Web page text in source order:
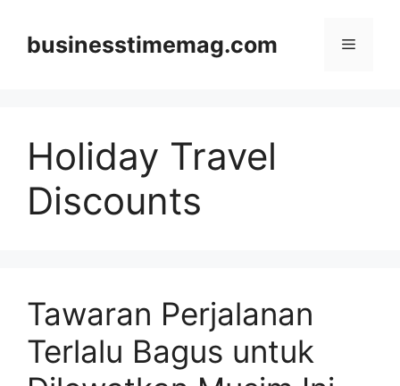
contentbusinesstimemag.com Menu
Holiday Travel
Discounts
Tawaran Perjalanan
Terlalu Bagus untuk